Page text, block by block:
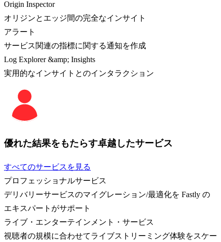
Origin Inspector
オリジンとエッジ間の完全なインサイト
アラート
サービス関連の指標に関する通知を作成
Log Explorer &amp; Insights
実用的なインサイトとのインタラクション
優れた結果をもたらす卓越したサービス
すべてのサービスを見る
プロフェッショナルサービス
デリバリーサービスのマイグレーション/最適化を Fastly の
エキスパートがサポート
ライブ・エンターテインメント・サービス
視聴者の規模に合わせてライブストリーミング体験をスケー